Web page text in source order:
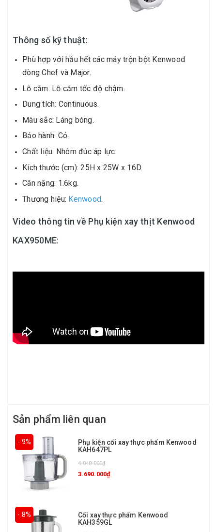
Thông số kỹ thuật:
Phù hợp với hầu hết các máy trộn bột Kenwood
dòng Chef và Major.
Lỗ cắm: Lỗ cắm tốc độ chậm.
Dung tích: Continuous.
Màu sắc: Láng bóng.
Bảo hành: Có.
Chất liệu: Nhôm đúc áp lực.
Kích thước (cm): 25H x 25W x 16D.
Cân nặng: 1.6kg.
Thương hiệu: Kenwood.
Video thông tin về Phụ kiện xay thịt Kenwood
KAX950ME:
Sản phẩm liên quan
- 9%
Phụ kiện cối xay thực phẩm Kenwood
KAH647PL
4.040.000₫
3.690.000₫
- 8%
Cối xay thực phẩm Kenwood
KAH359GL